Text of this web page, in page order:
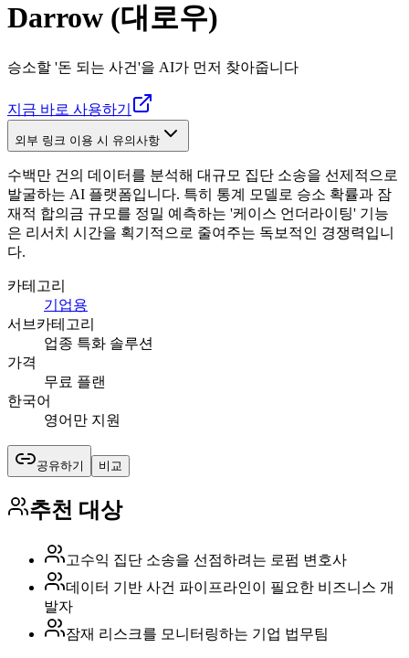
Darrow (대로우)
승소할 '돈 되는 사건'을 AI가 먼저 찾아줍니다
지금 바로 사용하기
외부 링크 이용 시 유의사항
수백만 건의 데이터를 분석해 대규모 집단 소송을 선제적으로
발굴하는 AI 플랫폼입니다. 특히 통계 모델로 승소 확률과 잠
재적 합의금 규모를 정밀 예측하는 '케이스 언더라이팅' 기능
은 리서치 시간을 획기적으로 줄여주는 독보적인 경쟁력입니
다.
카테고리
기업용
서브카테고리
업종 특화 솔루션
가격
무료 플랜
한국어
영어만 지원
공유하기 비교
추천 대상
고수익 집단 소송을 선점하려는 로펌 변호사
데이터 기반 사건 파이프라인이 필요한 비즈니스 개
발자
잠재 리스크를 모니터링하는 기업 법무팀